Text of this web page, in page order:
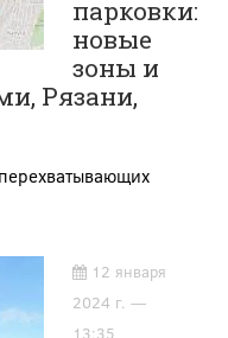
парковки:
новые
зоны и
Рязани,
12 января
2024 г. —
13:35